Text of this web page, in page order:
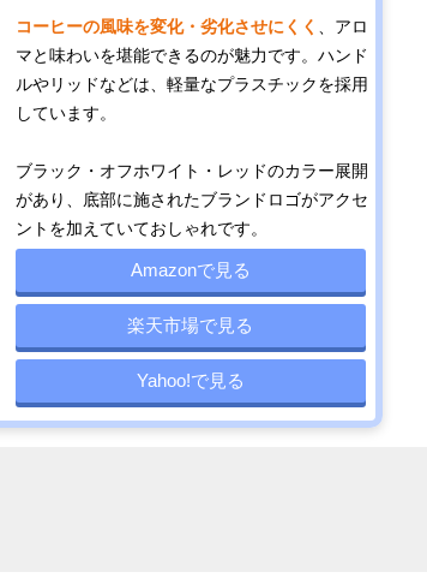
コーヒーの風味を変化・劣化させにくく
、アロ
マと味わいを堪能できるのが魅力です。ハンド
ルやリッドなどは、軽量なプラスチックを採用
しています。
ブラック・オフホワイト・レッドのカラー展開
があり、底部に施されたブランドロゴがアクセ
ントを加えていておしゃれです。
Amazonで見る
楽天市場で見る
Yahoo!で見る